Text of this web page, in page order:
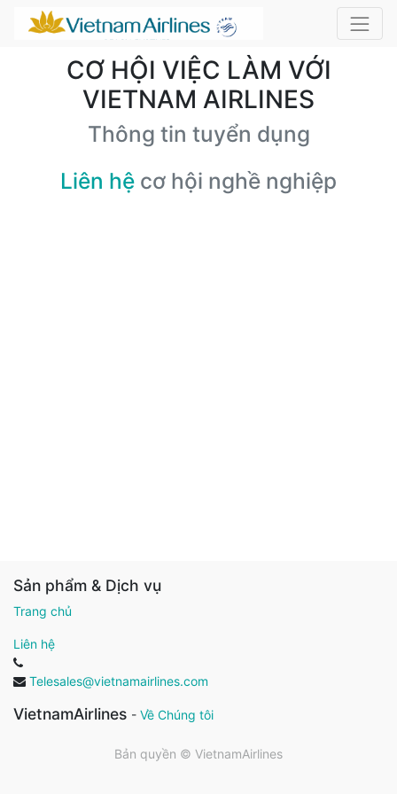
CƠ HỘI VIỆC LÀM VỚI
VIETNAM AIRLINES
Thông tin tuyển dụng
Liên hệ cơ hội nghề nghiệp
Sản phẩm & Dịch vụ
Trang chủ
Liên hệ
Telesales@vietnamairlines.com
VietnamAirlines - Về Chúng tôi
Bản quyền © VietnamAirlines